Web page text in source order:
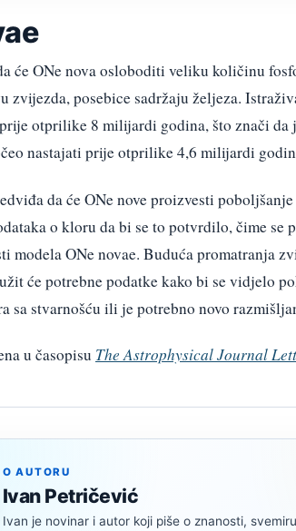
će ONe nova osloboditi veliku količinu
zvijezda, posebice sadržaju željeza.
otprilike 8 milijardi godina, što znači da
nastajati prije otprilike 4,6 milijardi
da će ONe nove proizvesti
o kloru da bi se to potvrdilo, čime se
modela ONe novae. Buduća promatranja
će potrebne podatke kako bi se vidjelo
sa stvarnošću ili je potrebno novo
u časopisu The Astrophysical Journal
O AUTORU
Ivan Petričević
Ivan je novinar i autor koji piše o znanosti,